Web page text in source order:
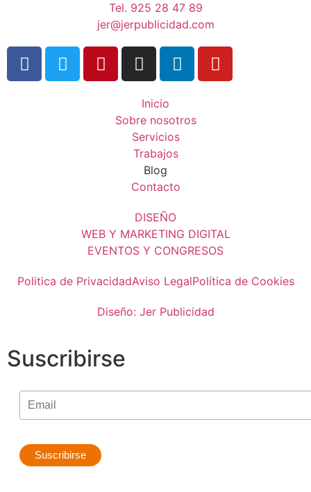
Tel. 925 28 47 89
jer@jerpublicidad.com
Inicio
Sobre nosotros
Servicios
Trabajos
Blog
Contacto
DISEÑO
WEB Y MARKETING DIGITAL
EVENTOS Y CONGRESOS
Politica de PrivacidadAviso LegalPolítica de Cookies
Diseño: Jer Publicidad
Suscribirse